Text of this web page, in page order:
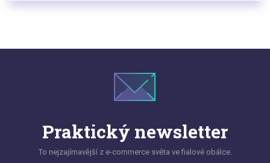
Praktický newsletter
To nejzajímavější z e-commerce světa ve fialové obálce.